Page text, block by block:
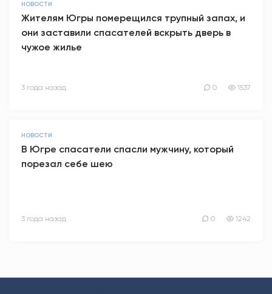
НОВОСТИ
Жителям Югры померещился трупный запах, и
они заставили спасателей вскрыть дверь в
чужое жилье
3 года назад 0 1537
НОВОСТИ
В Югре спасатели спасли мужчину, который
порезал себе шею
3 года назад 0 1242